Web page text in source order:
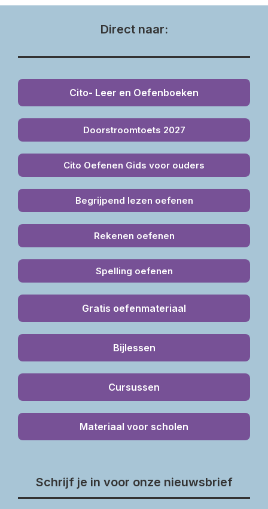
Direct naar:
Cito- Leer en Oefenboeken
Doorstroomtoets 2027
Cito Oefenen Gids voor ouders
Begrijpend lezen oefenen
Rekenen oefenen
Spelling oefenen
Gratis oefenmateriaal
Bijlessen
Cursussen
Materiaal voor scholen
Schrijf je in voor onze nieuwsbrief